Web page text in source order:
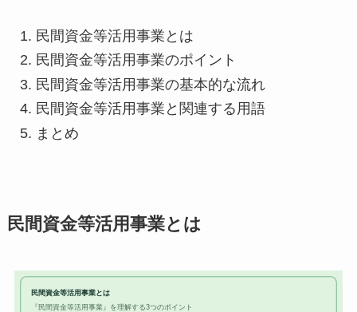
民間資金等活用事業とは
民間資金等活用事業のポイント
民間資金等活用事業の基本的な流れ
民間資金等活用事業と関連する用語
まとめ
民間資金等活用事業とは
民間資金等活用事業とは
『民間資金等活用事業』を理解する3つのポイント